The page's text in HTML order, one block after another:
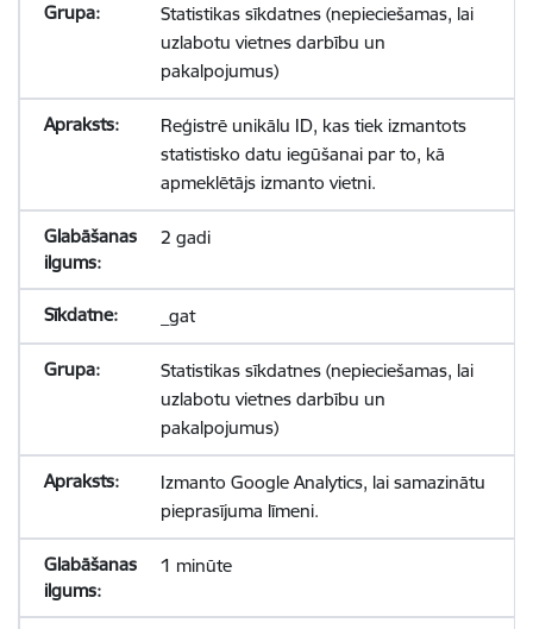
Statistikas sīkdatnes (nepieciešamas, lai
uzlabotu vietnes darbību un
pakalpojumus)
Reģistrē unikālu ID, kas tiek izmantots
statistisko datu iegūšanai par to, kā
apmeklētājs izmanto vietni.
2 gadi
_gat
Statistikas sīkdatnes (nepieciešamas, lai
uzlabotu vietnes darbību un
pakalpojumus)
Izmanto Google Analytics, lai samazinātu
pieprasījuma līmeni.
1 minūte